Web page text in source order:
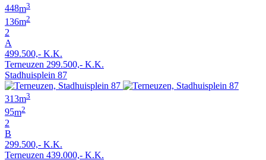
448m3
136m2
2
A
499.500,- K.K.
Terneuzen 299.500,- K.K.
Stadhuisplein 87
313m3
95m2
2
B
299.500,- K.K.
Terneuzen 439.000,- K.K.